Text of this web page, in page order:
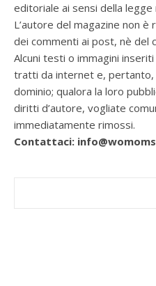
editoriale ai sensi della legge
L’autore del magazine non
dei commenti ai post, nè del
Alcuni testi o immagini
tratti da internet e, pertanto,
dominio; qualora la loro
diritti d’autore, vogliate
immediatamente rimossi.
Contattaci: